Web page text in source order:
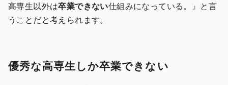
高専生以外は卒業できない仕組みになっている。』と言
うことだと考えられます。
優秀な高専生しか卒業できない